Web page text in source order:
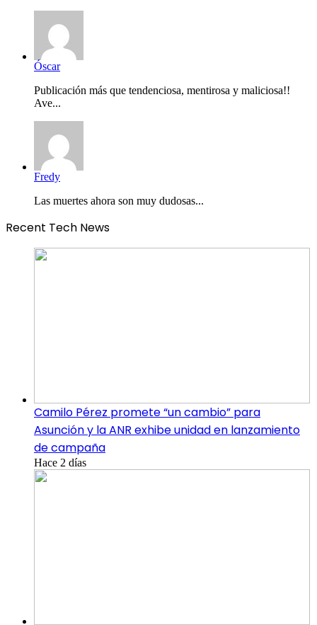
Óscar
Publicación más que tendenciosa, mentirosa y maliciosa!!
Ave...
Fredy
Las muertes ahora son muy dudosas...
Recent Tech News
Camilo Pérez promete “un cambio” para
Asunción y la ANR exhibe unidad en lanzamiento
de campaña
Hace 2 días